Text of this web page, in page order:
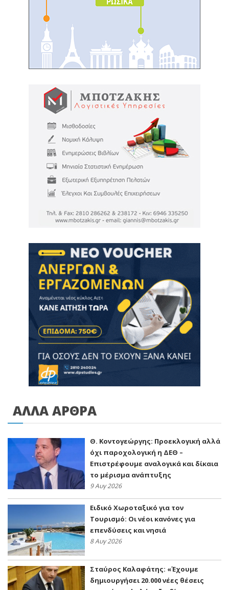
ΑΛΛΑ ΑΡΘΡΑ
Θ. Κοντογεώργης: Προεκλογική αλλά
όχι παροχολογική η ΔΕΘ –
Επιστρέφουμε αναλογικά και δίκαια
το μέρισμα ανάπτυξης
9 Αυγ 2026
Ειδικό Χωροταξικό για τον
Τουρισμό: Οι νέοι κανόνες για
επενδύσεις και νησιά
8 Αυγ 2026
Σταύρος Καλαφάτης: «Έχουμε
δημιουργήσει 20.000 νέες θέσεις